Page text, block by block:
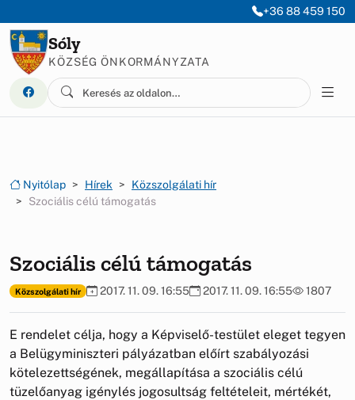
+36 88 459 150
Sóly
KÖZSÉG ÖNKORMÁNYZATA
Nyitólap Hírek
Közszolgálati hír
Szociális célú támogatás
Szociális célú támogatás
Közszolgálati hír 2017. 11. 09. 16:55 2017. 11. 09. 16:55 1807
E rendelet célja, hogy a Képviselő-testület eleget tegyen
a Belügyminiszteri pályázatban előírt szabályozási
kötelezettségének, megállapítása a szociális célú
tüzelőanyag igénylés jogosultság feltételeit, mértékét,